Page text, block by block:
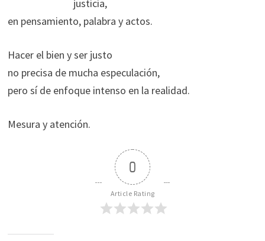
justicia,
en pensamiento, palabra y actos.
Hacer el bien y ser justo
no precisa de mucha especulación,
pero sí de enfoque intenso en la realidad.
Mesura y atención.
0
Article Rating